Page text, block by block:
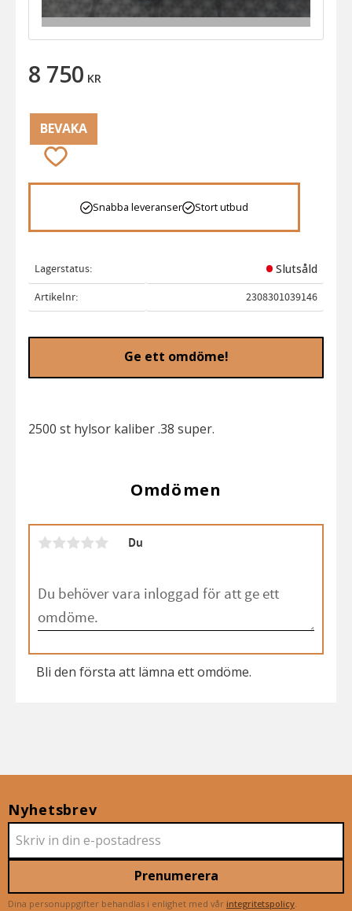
8 750 KR
Lägg till i favoriter
BEVAKA
Snabba leveranser Stort utbud
Lagerstatus
Slutsåld
Artikelnr
2308301039146
Ge ett omdöme!
2500 st hylsor kaliber .38 super.
Omdömen
Du
Bli den första att lämna ett omdöme.
Nyhetsbrev
Prenumerera
Dina personuppgifter behandlas i enlighet med vår integritetspolicy